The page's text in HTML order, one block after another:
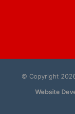
© Copyright
Website